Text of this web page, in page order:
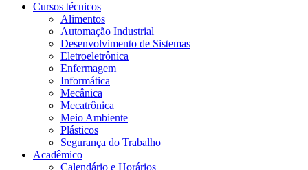
Cursos técnicos
Alimentos
Automação Industrial
Desenvolvimento de Sistemas
Eletroeletrônica
Enfermagem
Informática
Mecânica
Mecatrônica
Meio Ambiente
Plásticos
Segurança do Trabalho
Acadêmico
Calendário e Horários